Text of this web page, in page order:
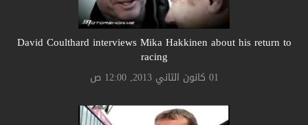
David Coulthard interviews Mika Hakkinen about his return to
racing
01 كانون الثاني 2013, 12:00 ص